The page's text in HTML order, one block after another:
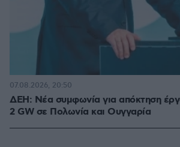
ΔΕΗ: Νέα συμφωνία για απόκτηση
2 GW σε Πολωνία και Ουγγαρία
07.08.2026, 20:50